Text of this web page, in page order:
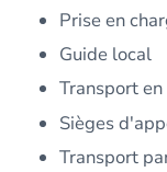
Prise en
Guide local
Transport
Sièges
Transport